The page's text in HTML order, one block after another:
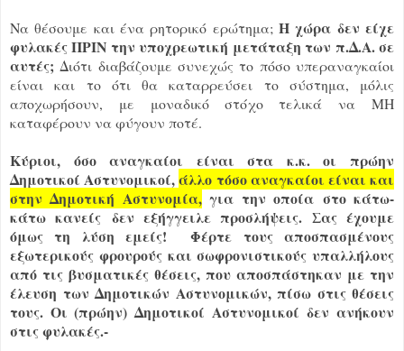
Να θέσουμε και ένα ρητορικό ερώτημα; Η χώρα δεν είχε
φυλακές ΠΡΙΝ την υποχρεωτική μετάταξη των π.Δ.Α. σε
αυτές;Διότι διαβάζουμε συνεχώς το πόσο υπεραναγκαίοι
είναι και το ότι θα καταρρεύσει το σύστημα, μόλις
αποχωρήσουν, με μοναδικό στόχο τελικά να ΜΗ
καταφέρουν να φύγουν ποτέ.
Κύριοι, όσο αναγκαίοι είναι στα κ.κ. οι πρώην
Δημοτικοί Αστυνομικοί,άλλο τόσο αναγκαίοι είναι και
στην Δημοτική Αστυνομία,για την οποία στο κάτω-
κάτω κανείς δεν εξήγγειλε προσλήψεις. Σας έχουμε
όμως τη λύση εμείς! Φέρτε τους αποσπασμένους
εξωτερικούς φρουρούς και σωφρονιστικούς υπαλλήλους
από τις βυσματικές θέσεις, που αποσπάστηκαν με την
έλευση των Δημοτικών Αστυνομικών, πίσω στις θέσεις
τους. Οι (πρώην) Δημοτικοί Αστυνομικοί δεν ανήκουν
στις φυλακές.-